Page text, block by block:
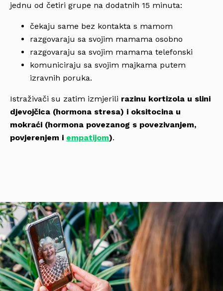
jednu od četiri grupe na dodatnih 15 minuta:
čekaju same bez kontakta s mamom
razgovaraju sa svojim mamama osobno
razgovaraju sa svojim mamama telefonski
komuniciraju sa svojim majkama putem
izravnih poruka.
Istraživači su zatim izmjerili razinu kortizola u slini
djevojčica (hormona stresa) i oksitocina u
mokraći (hormona povezanog s povezivanjem,
povjerenjem i empatijom).